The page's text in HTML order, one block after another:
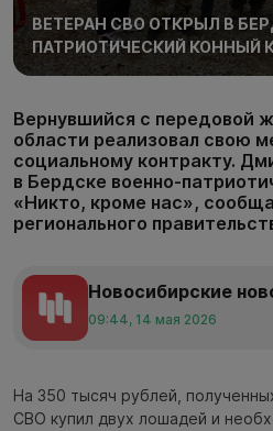
ВЕТЕРАН СВО ОТКРЫЛ В
ПАТРИОТИЧЕСКИЙ КОННЫЙ
Вернувшийся с передовой
области реализовал свою
социальному контракту.
в Бердске военно-
«Никто, кроме нас»,
регионального
Новосибирские
09:44, 14 мая 2026
На 350 тысяч рублей,
СВО купил двух лошадей и